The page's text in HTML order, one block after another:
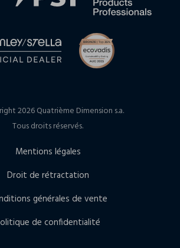
2026 Quatrième Dimension s.a.
Tous droits réservés.
Mentions légales
Droit de rétractation
générales de vente
de confidentialité